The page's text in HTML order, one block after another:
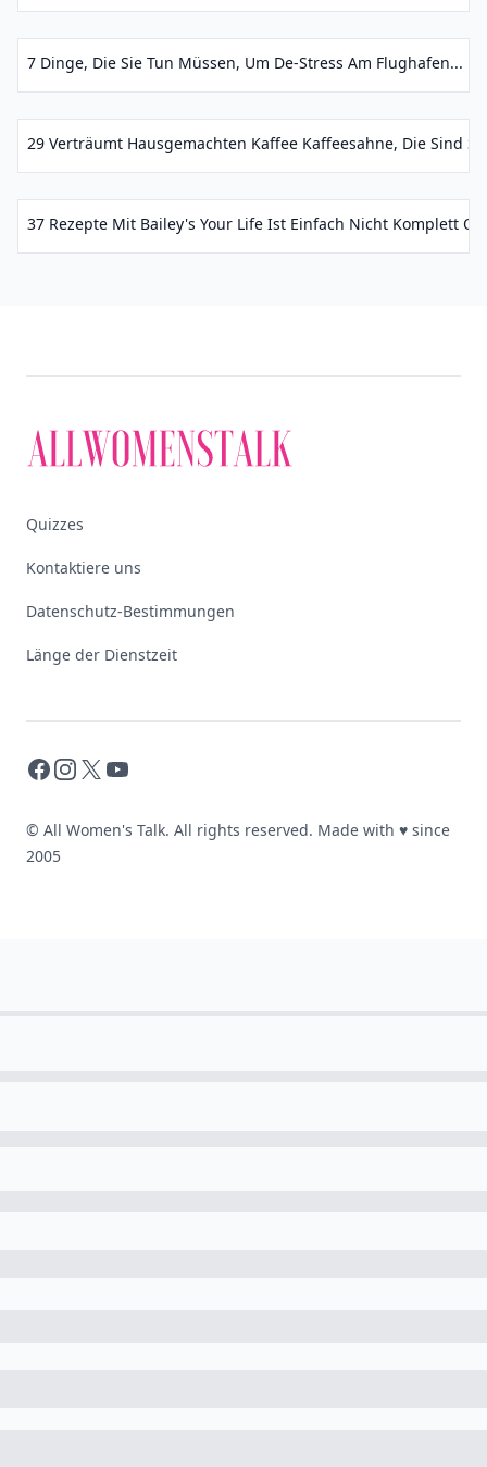
7 Dinge, Die Sie Tun Müssen, Um De-Stress Am Flughafen...
29 Verträumt Hausgemachten Kaffee Kaffeesahne, Die Sind
37 Rezepte Mit Bailey's Your Life Ist Einfach Nicht Komplett
Quizzes
Kontaktiere uns
Datenschutz-Bestimmungen
Länge der Dienstzeit
Facebook
Instagram
X YouTube
© All Women's Talk. All rights reserved. Made with ♥ since
2005